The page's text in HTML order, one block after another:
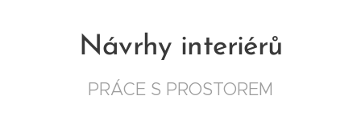
Návrhy interiérů
PRÁCE S PROSTOREM